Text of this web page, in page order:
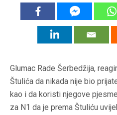
Glumac Rade Šerbedžija,
Štulića da nikada nije bio
kao i da koristi njegove
za N1 da je prema Štuliću